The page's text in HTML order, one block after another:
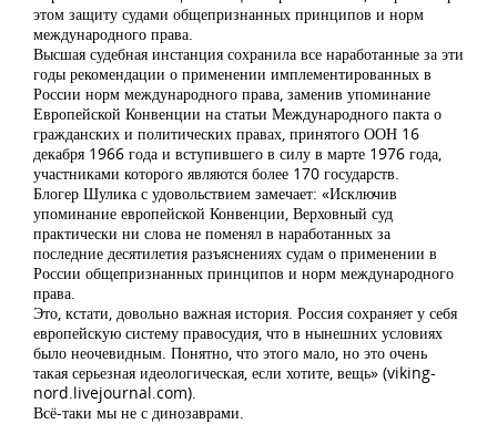
этом защиту судами общепризнанных принципов и норм
международного права.
Высшая судебная инстанция сохранила все наработанные за эти
годы рекомендации о применении имплементированных в
России норм международного права, заменив упоминание
Европейской Конвенции на статьи Международного пакта о
гражданских и политических правах, принятого ООН 16
декабря 1966 года и вступившего в силу в марте 1976 года,
участниками которого являются более 170 государств.
Блогер Шулика с удовольствием замечает: «Исключив
упоминание европейской Конвенции, Верховный суд
практически ни слова не поменял в наработанных за
последние десятилетия разъяснениях судам о применении в
России общепризнанных принципов и норм международного
права.
Это, кстати, довольно важная история. Россия сохраняет у себя
европейскую систему правосудия, что в нынешних условиях
было неочевидным. Понятно, что этого мало, но это очень
такая серьезная идеологическая, если хотите, вещь» (viking-
nord.livejournal.com).
Всё-таки мы не с динозаврами.